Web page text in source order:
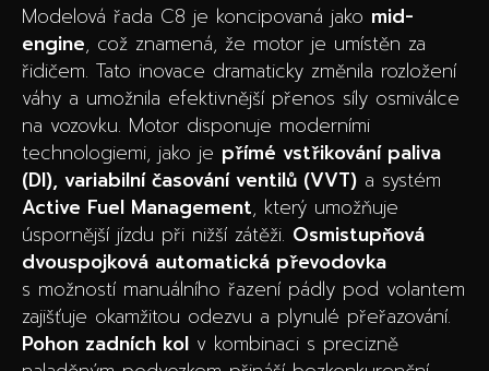
Modelová řada C8 je koncipovaná jako mid-
engine, což znamená, že motor je umístěn za
řidičem. Tato inovace dramaticky změnila rozložení
váhy a umožnila efektivnější přenos síly osmiválce
na vozovku. Motor disponuje moderními
technologiemi, jako je přímé vstřikování paliva
(DI), variabilní časování ventilů (VVT) a systém
Active Fuel Management, který umožňuje
úspornější jízdu při nižší zátěži. Osmistupňová
dvouspojková automatická převodovka
s možností manuálního řazení pádly pod volantem
zajišťuje okamžitou odezvu a plynulé přeřazování.
Pohon zadních kol v kombinaci s precizně